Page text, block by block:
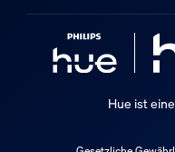
Hue ist